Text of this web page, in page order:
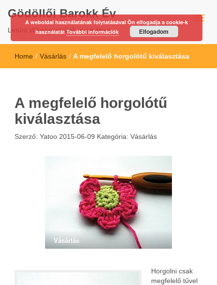
Gödöllői Barokk Év
Letűnt stíluskorszakok nyomában…
Home / Vásárlás / A megfelelő horgolótű kiválasztása
A megfelelő horgolótű
kiválasztása
Szerző: Yatoo 2015-06-09 Kategória: Vásárlás
Vásárlás
Horgolni csak
megfelelő tűvel
A weboldal használatának folytatásával Ön elfogadja a cookie-k
használatátTovábbi információk Elfogadom